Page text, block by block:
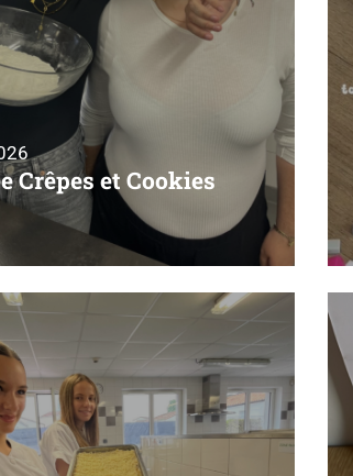
Crêpes et Cookies